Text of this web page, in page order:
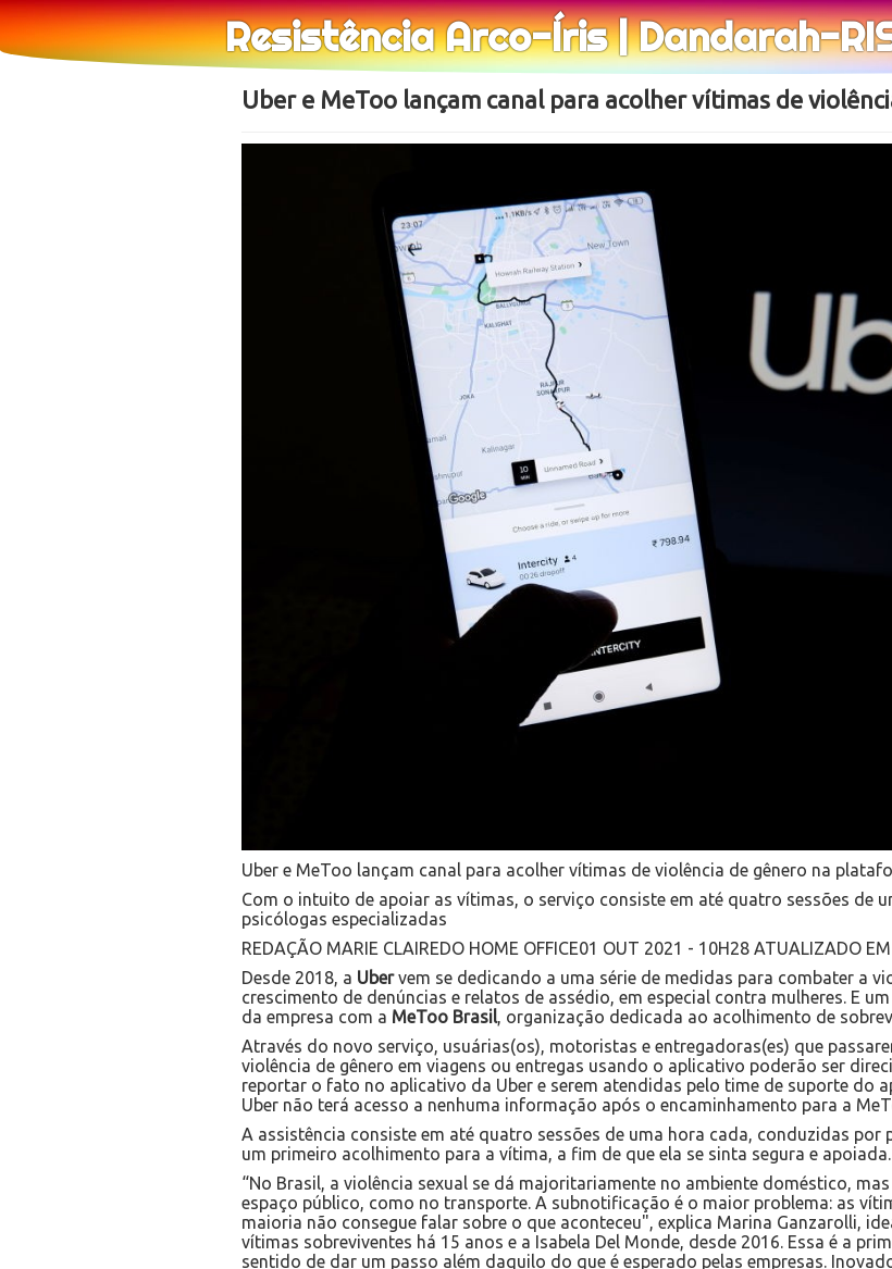
Resistência Arco-Íris | Dandarah-
Uber e MeToo lançam canal para acolher vítimas de
Uber e MeToo lançam canal para acolher vítimas de violência de gênero na
Com o intuito de apoiar as vítimas, o serviço consiste em até quatro sessões de
psicólogas especializadas
REDAÇÃO MARIE CLAIREDO HOME OFFICE01 OUT 2021 - 10H28 ATUALIZADO
Desde 2018, a Ubervem se dedicando a uma série de medidas para combater a
crescimento de denúncias e relatos de assédio, em especial contra mulheres. E
da empresa com a MeToo Brasil, organização dedicada ao acolhimento de
Através do novo serviço, usuárias(os), motoristas e entregadoras(es) que
violência de gênero em viagens ou entregas usando o aplicativo poderão ser
reportar o fato no aplicativo da Uber e serem atendidas pelo time de suporte do
Uber não terá acesso a nenhuma informação após o encaminhamento para a
A assistência consiste em até quatro sessões de uma hora cada, conduzidas por
um primeiro acolhimento para a vítima, a fim de que ela se sinta segura e apoiada.
“No Brasil, a violência sexual se dá majoritariamente no ambiente doméstico,
espaço público, como no transporte. A subnotificação é o maior problema: as
maioria não consegue falar sobre o que aconteceu", explica Marina Ganzarolli,
vítimas sobreviventes há 15 anos e a Isabela Del Monde, desde 2016. Essa é a
sentido de dar um passo além daquilo do que é esperado pelas empresas.